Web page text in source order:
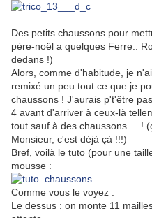
Des petits chaussons pour
père-noël a quelques Ferre..
dedans !)
Alors, comme d'habitude, je
remixé un peu tout ce que je
chaussons ! J'aurais p't'être
4 avant d'arriver à ceux-là
tout sauf à des chaussons ... !
Monsieur, c'est déjà çà !!!)
Bref, voilà le tuto (pour une
mousse :
Comme vous le voyez :
Le dessus : on monte 11